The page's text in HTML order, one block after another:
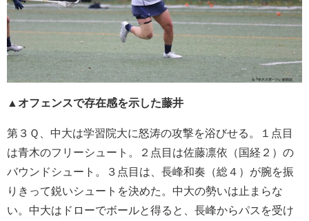
▲オフェンスで存在感を示した藤井
第３Ｑ、中大は学習院大に怒涛の攻撃を浴びせる。１点目
は青木のフリーシュート。２点目は佐藤凛依（国経２）の
バウンドシュート。３点目は、長峰和奏（総４）が腕を振
りきって鋭いシュートを決めた。中大の勢いは止まらな
い。中大はドローでボールと得ると、長峰からパスを受け